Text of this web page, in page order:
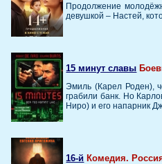
Продолжение
девушкой – Настей,
15 минут славы
Эмиль (Карел Роден),
грабили банк. Но
Ниро) и его напарник
16-й Комедия.